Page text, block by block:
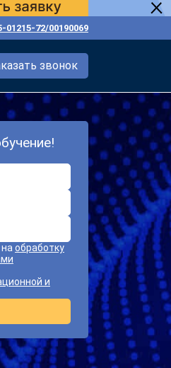
01215-72/00190069
звонок
обработку
и